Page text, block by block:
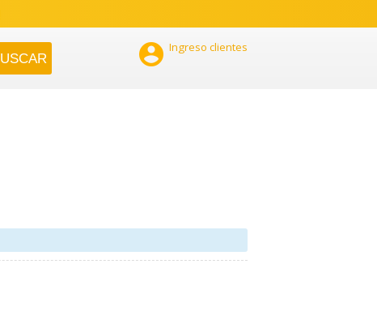
 Ingreso clientes